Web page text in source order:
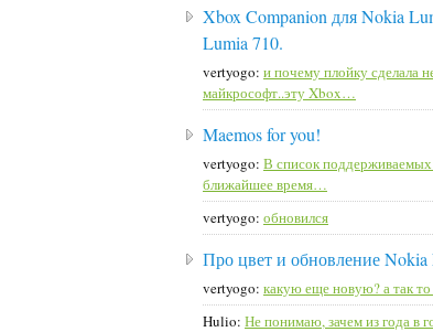
Xbox Companion для Nokia
Lumia 710.
vertyogo: и почему плойку сделала
майкрософт..эту Xbox…
Maemos for you!
vertyogo: В список
ближайшее время…
vertyogo: обновился
Про цвет и обновление Nokia
vertyogo: какую еще новую? а так
Hulio: Не понимаю, зачем из года в